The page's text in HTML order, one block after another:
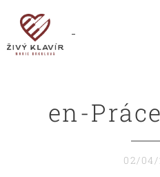
en-
02/04/